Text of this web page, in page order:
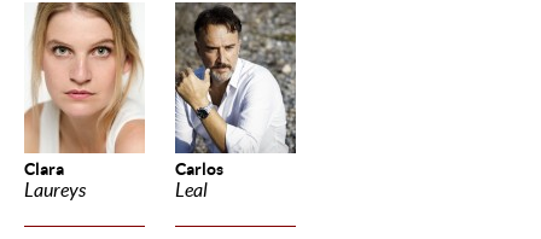
Clara
Laureys
Carlos
Leal